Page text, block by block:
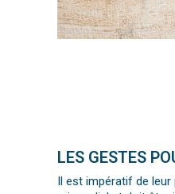
LES GESTES
Il est impératif de